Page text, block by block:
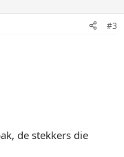
#3
de stekkers die